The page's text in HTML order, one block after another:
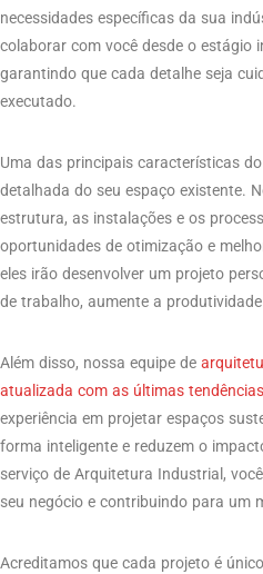
necessidades específicas da sua
colaborar com você desde o estágio
garantindo que cada detalhe seja
executado.
Uma das principais características
detalhada do seu espaço existente.
estrutura, as instalações e os
oportunidades de otimização e
eles irão desenvolver um projeto
de trabalho, aumente a
Além disso, nossa equipe de
atualizada com as últimas
experiência em projetar espaços
forma inteligente e reduzem o
serviço de Arquitetura Industrial,
seu negócio e contribuindo para um
Acreditamos que cada projeto é